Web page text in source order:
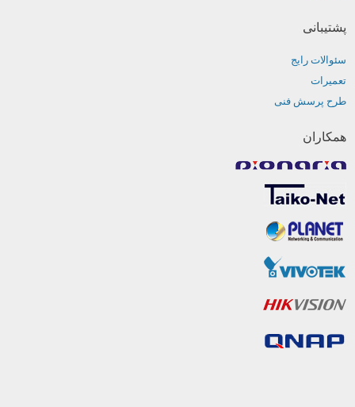
پشتیبانی
سئوالات رایج
تعمیرات
طرح پرسش فنی
همکاران